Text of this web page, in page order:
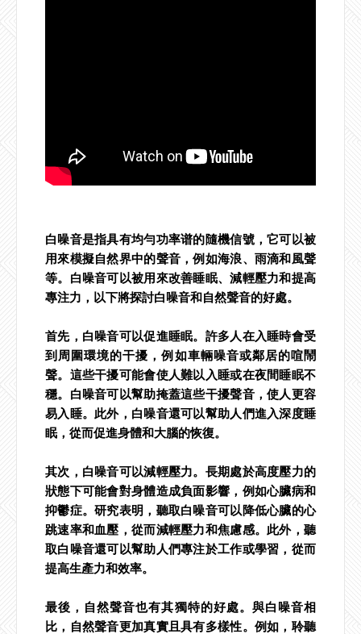
白噪音是指具有均勻功率谱的隨機信號，它可以被
用來模擬自然界中的聲音，例如海浪、雨滴和風聲
等。白噪音可以被用來改善睡眠、減輕壓力和提高
專注力，以下將探討白噪音和自然聲音的好處。
首先，白噪音可以促進睡眠。許多人在入睡時會受
到周圍環境的干擾，例如車輛噪音或鄰居的喧鬧
聲。這些干擾可能會使人難以入睡或在夜間睡眠不
穩。白噪音可以幫助掩蓋這些干擾聲音，使人更容
易入睡。此外，白噪音還可以幫助人們進入深度睡
眠，從而促進身體和大腦的恢復。
其次，白噪音可以減輕壓力。長期處於高度壓力的
狀態下可能會對身體造成負面影響，例如心臟病和
抑鬱症。研究表明，聽取白噪音可以降低心臟的心
跳速率和血壓，從而減輕壓力和焦慮感。此外，聽
取白噪音還可以幫助人們專注於工作或學習，從而
提高生產力和效率。
最後，自然聲音也有其獨特的好處。與白噪音相
比，自然聲音更加真實且具有多樣性。例如，聆聽